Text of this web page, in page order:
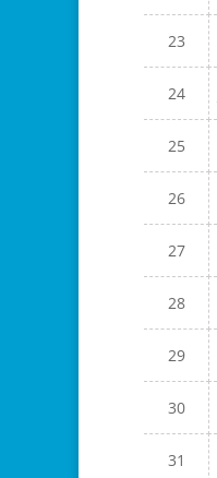
23
24
25
26
27
28
29
30
31